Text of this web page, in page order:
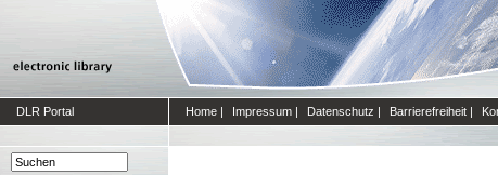
DLR Portal Home | Impressum | Datenschutz | Barrierefreiheit |